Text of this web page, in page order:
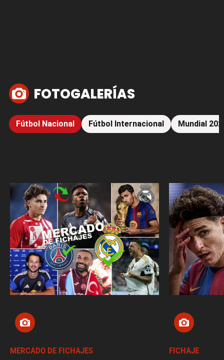
FOTOGALERÍAS
Fútbol Nacional Fútbol Internacional Mundial
MERCADO DE FICHAJES FICHAJE